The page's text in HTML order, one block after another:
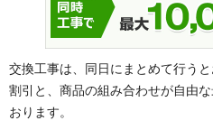
交換工事は、同日にまとめて行う
割引と、商品の組み合わせが自由
おります。